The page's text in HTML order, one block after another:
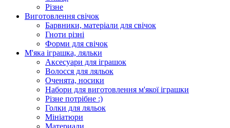
Різне
Виготовлення свічок
Барвники, матеріали для свічок
Гноти різні
Форми для свічок
М'яка іграшка, ляльки
Аксесуари для іграшок
Волосся для ляльок
Оченята, носики
Набори для виготовлення м'якої іграшки
Різне потрібне :)
Голки для ляльок
Мініатюри
Материали